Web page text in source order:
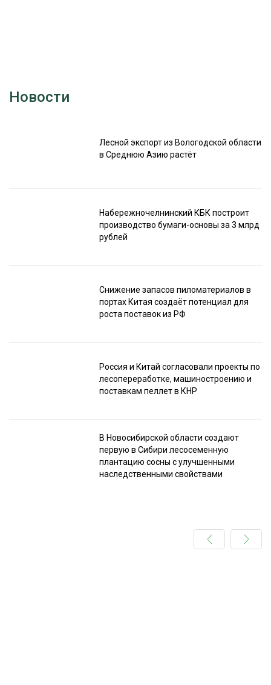
Новости
Лесной экспорт из Вологодской области
в Среднюю Азию растёт
Набережночелнинский КБК построит
производство бумаги-основы за 3 млрд
рублей
Снижение запасов пиломатериалов в
портах Китая создаёт потенциал для
роста поставок из РФ
Россия и Китай согласовали проекты по
лесопереработке, машиностроению и
поставкам пеллет в КНР
В Новосибирской области создают
первую в Сибири лесосеменную
плантацию сосны с улучшенными
наследственными свойствами